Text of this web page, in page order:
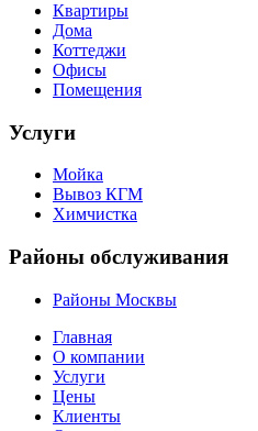
Квартиры
Дома
Коттеджи
Офисы
Помещения
Услуги
Мойка
Вывоз КГМ
Химчистка
Районы обслуживания
Районы Москвы
Главная
О компании
Услуги
Цены
Клиенты